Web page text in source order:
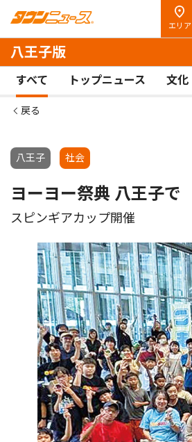
エリア
八王子版
すべて トップニュース 文化
戻る
八王子 社会
ヨーヨー祭典 八王子で
スピンギアカップ開催